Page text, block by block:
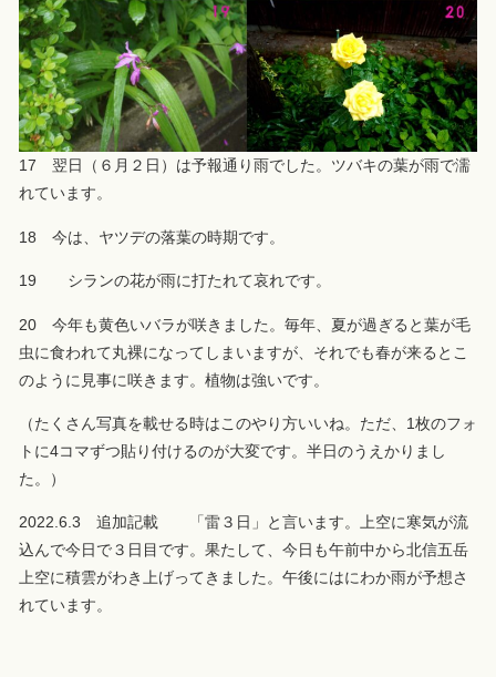
17 翌日（６月２日）は予報通り雨でした。ツバキの葉が雨で濡
れています。
18 今は、ヤツデの落葉の時期です。
19 シランの花が雨に打たれて哀れです。
20 今年も黄色いバラが咲きました。毎年、夏が過ぎると葉が毛
虫に食われて丸裸になってしまいますが、それでも春が来るとこ
のように見事に咲きます。植物は強いです。
（たくさん写真を載せる時はこのやり方いいね。ただ、1枚のフォ
トに4コマずつ貼り付けるのが大変です。半日のうえかりまし
た。）
2022.6.3 追加記載 「雷３日」と言います。上空に寒気が流
込んで今日で３日目です。果たして、今日も午前中から北信五岳
上空に積雲がわき上げってきました。午後にはにわか雨が予想さ
れています。